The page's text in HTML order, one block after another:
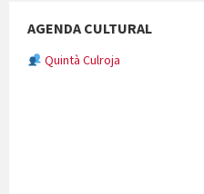
AGENDA CULTURAL
Cicle de Cine i Dones rurals